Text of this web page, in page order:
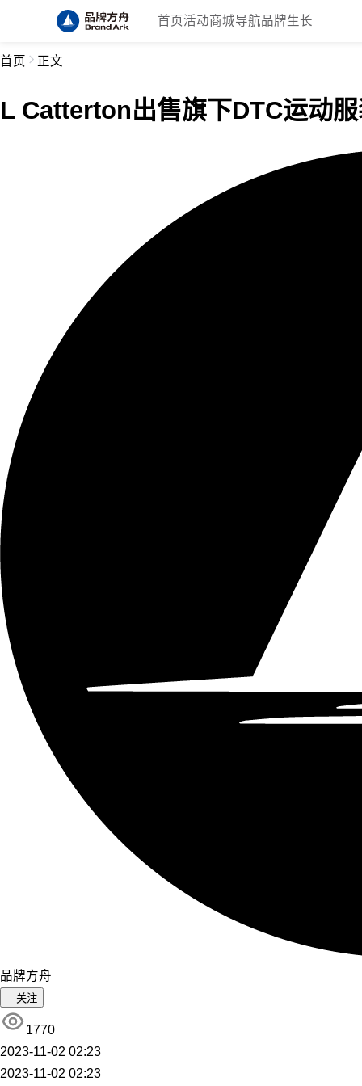
首页 活动商城导航品牌生长
首页 正文
L Catterton出售旗下DTC运动
品牌方舟
关注
1770
2023-11-02 02:23
2023-11-02 02:23